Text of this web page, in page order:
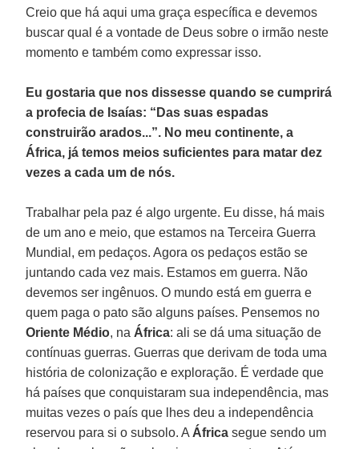
Creio que há aqui uma graça específica e devemos
buscar qual é a vontade de Deus sobre o irmão neste
momento e também como expressar isso.
Eu gostaria que nos dissesse quando se cumprirá
a profecia de Isaías: “Das suas espadas
construirão arados...”. No meu continente, a
África, já temos meios suficientes para matar dez
vezes a cada um de nós.
Trabalhar pela paz é algo urgente. Eu disse, há mais
de um ano e meio, que estamos na Terceira Guerra
Mundial, em pedaços. Agora os pedaços estão se
juntando cada vez mais. Estamos em guerra. Não
devemos ser ingênuos. O mundo está em guerra e
quem paga o pato são alguns países. Pensemos no
Oriente Médio, na África: ali se dá uma situação de
contínuas guerras. Guerras que derivam de toda uma
história de colonização e exploração. É verdade que
há países que conquistaram sua independência, mas
muitas vezes o país que lhes deu a independência
reservou para si o subsolo. A África segue sendo um